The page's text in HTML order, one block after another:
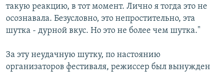
такую реакцию, в тот момент. Лично я тогда это не
осознавала. Безусловно, это непростительно, эта
шутка - дурной вкус. Но это не более чем шутка."
За эту неудачную шутку, по настоянию
организаторов фестиваля, режиссер был вынужден